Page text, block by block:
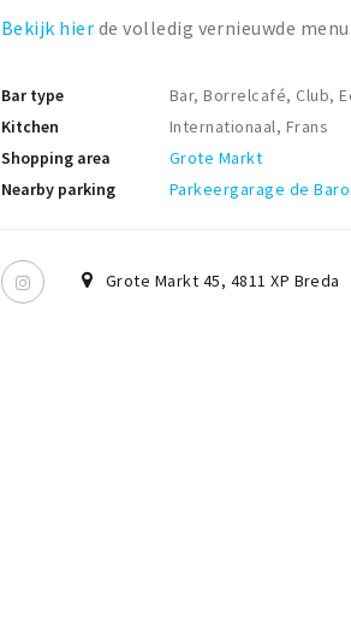
Bekijk hier de volledig vernieuwde
Bar type
Bar, Borrelcafé, Club,
Kitchen
Internationaal, Frans
Shopping area
Grote Markt
Nearby parking
Parkeergarage de
Grote Markt 45, 4811 XP Breda